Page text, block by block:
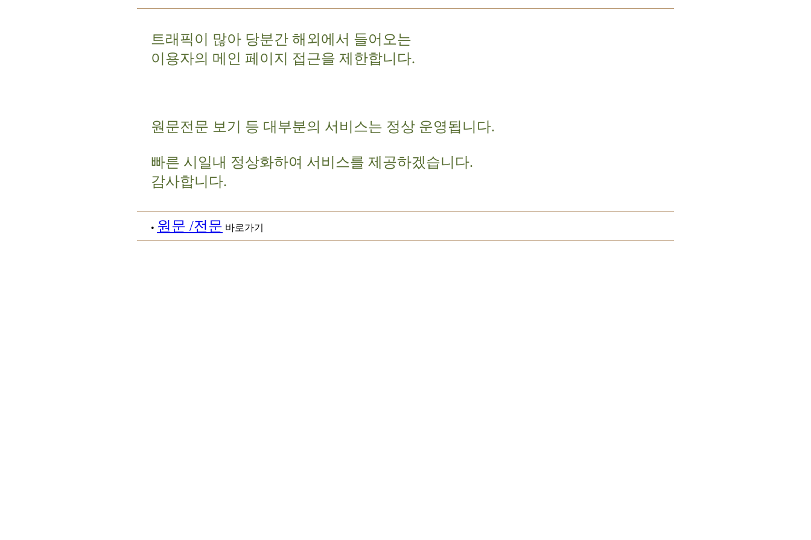
트래픽이 많아 당분간 해외에서 들어오는
이용자의 메인 페이지 접근을 제한합니다.
원문전문 보기 등 대부분의 서비스는 정상 운영됩니다.
빠른 시일내 정상화하여 서비스를 제공하겠습니다.
감사합니다.
• 원문 /전문 바로가기